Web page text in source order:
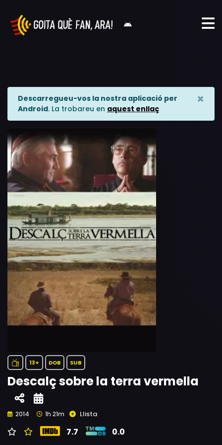
Descarregueu-vos la nostra aplicació per
Android. La trobareu en aquest enllaç
×
13+ DOB SUB
Descalç sobre la terra vermella
2014 1h 21m Llista
7.7 0.0